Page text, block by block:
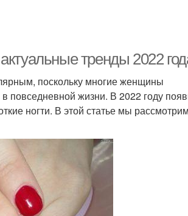
тренды 2022
поскольку многие женщины
повседневной жизни. В 2022 году
ногти. В этой статье мы рассмотрим